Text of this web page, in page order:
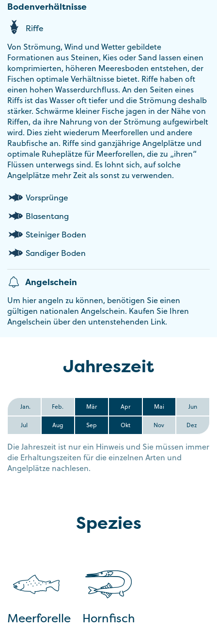
Bodenverhältnisse
Riffe
Von Strömung, Wind und Wetter gebildete
Formationen aus Steinen, Kies oder Sand lassen einen
komprimierten, höheren Meeresboden entstehen, der
Fischen optimale Verhältnisse bietet. Riffe haben oft
einen hohen Wasserdurchfluss. An den Seiten eines
Riffs ist das Wasser oft tiefer und die Strömung deshalb
stärker. Schwärme kleiner Fische jagen in der Nähe von
Riffen, da ihre Nahrung von der Strömung aufgewirbelt
wird. Dies zieht wiederum Meerforellen und andere
Raubfische an. Riffe sind ganzjährige Angelplätze und
optimale Ruheplätze für Meerforellen, die zu „ihren“
Flüssen unterwegs sind. Es lohnt sich, auf solche
Angelplätze mehr Zeit als sonst zu verwenden.
Vorsprünge
Blasentang
Steiniger Boden
Sandiger Boden
Angelschein
Um hier angeln zu können, benötigen Sie einen
gültigen nationalen Angelschein. Kaufen Sie Ihren
Angelschein über den untenstehenden Link.
Jahreszeit
Jan. Feb. Mär Apr Mai Jun
Jul Aug Sep Okt Nov Dez
Die Jahreszeit ist nur ein Hinweis und Sie müssen immer
die Erhaltungszeiten für die einzelnen Arten und
Angelplätze nachlesen.
Spezies
Meerforelle Hornfisch